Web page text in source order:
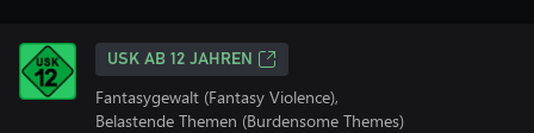
USK AB 12 JAHREN
Fantasygewalt (Fantasy Violence),
Belastende Themen (Burdensome Themes)